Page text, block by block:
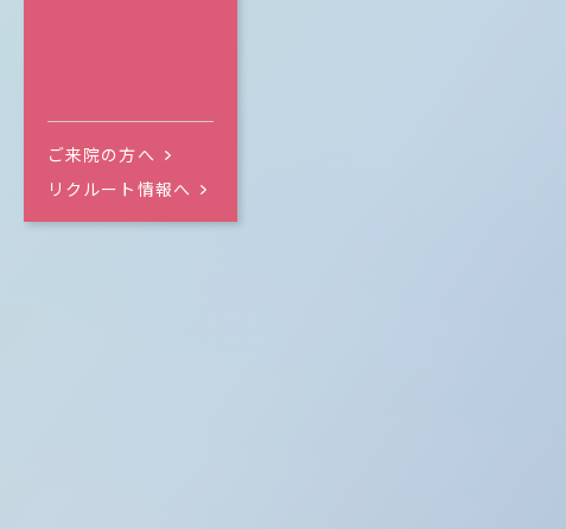
ご来院の方へ
リクルート情報へ